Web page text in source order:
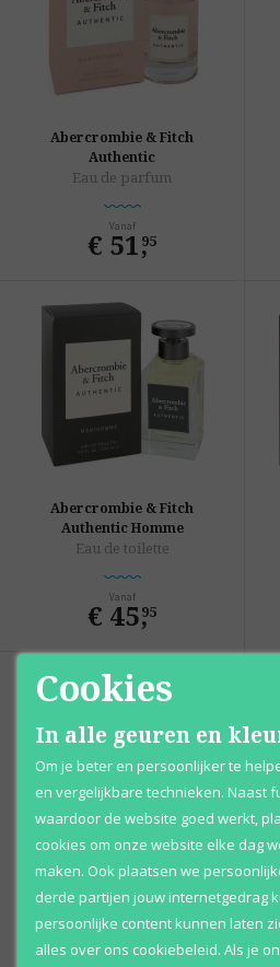
Abercrombie & Fitch
Authentic
Eau de parfum
Vanaf
€ 51,
95
Abercrombie & Fitch
Authentic Homme
Eau de toilette
Vanaf
€ 45,
95
Abercrombie & Fitch
Fierce Blue
Eau de cologne
Cookies
In alle geuren en
Om je beter en persoonlijker te
en vergelijkbare technieken. Naast
waardoor de website goed werkt,
cookies om onze website elke dag
maken. Ook plaatsen we
derde partijen jouw internetgedrag
persoonlijke content kunnen laten
alles over ons cookiebeleid. Als je